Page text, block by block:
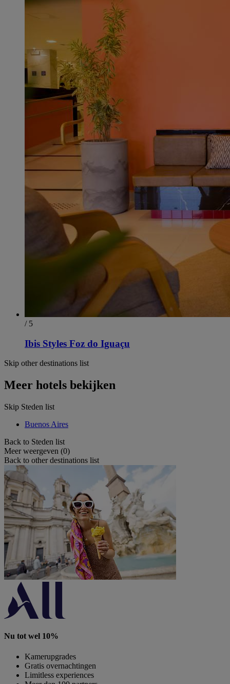
/ 5
Ibis Styles Foz do Iguaçu
Skip other destinations list
Meer hotels bekijken
Skip Steden list
Buenos Aires
Back to Steden list
Meer weergeven (0)
Back to other destinations list
Nu tot wel 10%
Kamerupgrades
Gratis overnachtingen
Limitless experiences